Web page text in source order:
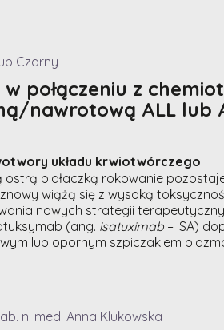
Czarny
połączeniu z
nawrotową ALL lub
układu krwiotwórczego
ostrą białaczką rokowanie
wiążą się z wysoką
nowych strategii
(ang. isatuximab– ISA)
lub opornym szpiczakiem
n. med. Anna Klukowska